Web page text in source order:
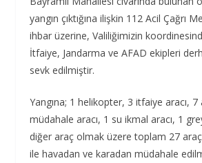
yangın çıktığına ilişkin 112 Acil Çağrı
ihbar üzerine, Valiliğimizin
İtfaiye, Jandarma ve AFAD ekipleri
sevk edilmiştir.
Yangına; 1 helikopter, 3 itfaiye aracı,
müdahale aracı, 1 su ikmal aracı, 1
diğer araç olmak üzere toplam 27
ile havadan ve karadan müdahale